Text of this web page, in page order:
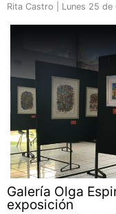
Rita Castro | Lunes 25 de
Galería Olga
exposición